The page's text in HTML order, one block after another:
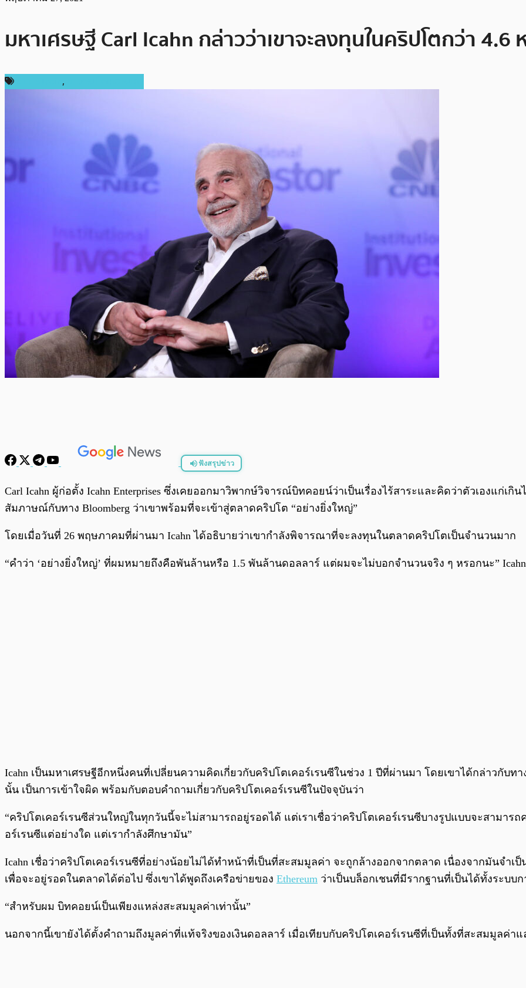
มหาเศรษฐี Carl Icahn กล่าวว่าเขาจะลงทุนในคริปโตกว่า
,
ฟังสรุปข่าว
พร้อมเล่น
Carl Icahn ผู้ก่อตั้ง Icahn Enterprises ซึ่งเคยออกมาวิพากษ์วิจารณ์บิทคอยน์ว่าเป็นเรื่องไร้สาระและคิดว่าตัวเองแก่
สัมภาษณ์กับทาง Bloomberg ว่าเขาพร้อมที่จะเข้าสู่ตลาดคริปโต “อย่างยิ่งใหญ่”
โดยเมื่อวันที่ 26 พฤษภาคมที่ผ่านมา Icahn ได้อธิบายว่าเขากำลังพิจารณาที่จะลงทุนในตลาดคริปโตเป็นจำนวนมาก
“คำว่า ‘อย่างยิ่งใหญ่’ ที่ผมหมายถึงคือพันล้านหรือ 1.5 พันล้านดอลลาร์ แต่ผมจะไม่บอกจำนวนจริง ๆ หรอกนะ”
Icahn เป็นมหาเศรษฐีอีกหนึ่งคนที่เปลี่ยนความคิดเกี่ยวกับคริปโตเคอร์เรนซีในช่วง 1 ปีที่ผ่านมา โดยเขาได้กล่าวกับท
นั้น เป็นการเข้าใจผิด พร้อมกับตอบคำถามเกี่ยวกับคริปโตเคอร์เรนซีในปัจจุบันว่า
“คริปโตเคอร์เรนซีส่วนใหญ่ในทุกวันนี้จะไม่สามารถอยู่รอดได้ แต่เราเชื่อว่าคริปโตเคอร์เรนซีบางรูปแบบจะสามารถ
อร์เรนซีแต่อย่างใด แต่เรากำลังศึกษามัน”
Icahn เชื่อว่าคริปโตเคอร์เรนซีที่อย่างน้อยไม่ได้ทำหน้าที่เป็นที่สะสมมูลค่า จะถูกล้างออกจากตลาด เนื่องจากมันจำ
เพื่อจะอยู่รอดในตลาดได้ต่อไป ซึ่งเขาได้พูดถึงเครือข่ายของ Ethereum ว่าเป็นบล็อกเชนที่มีรากฐานที่เป็นได้ทั้งระบบ
“สำหรับผม บิทคอยน์เป็นเพียงแหล่งสะสมมูลค่าเท่านั้น”
นอกจากนี้เขายังได้ตั้งคำถามถึงมูลค่าที่แท้จริงของเงินดอลลาร์ เมื่อเทียบกับคริปโตเคอร์เรนซีที่เป็นทั้งที่สะสมมูลค่าแ